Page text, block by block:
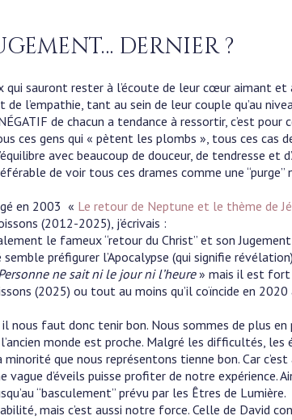
dernier ?
qui sauront rester à l’écoute de leur cœur aimant
de l’empathie, tant au sein de leur couple qu’au
de chacun a tendance à ressortir, c’est pour
ces gens qui « pètent les plombs », tous ces cas
avec beaucoup de douceur, de tendresse et
de voir tous ces drames comme une
en 2003 « Le retour de Neptune et le thème de
(2012-2025), j’écrivais :
le fameux “retour du Christ” et son
préfigurer l’Apocalypse (qui signifie
ne sait ni le jour ni l’heure» mais il est fort
(2025) ou tout au moins qu’il coïncide en
il nous faut donc tenir bon. Nous sommes de plus
monde est proche. Malgré les difficultés,
que nous représentons tienne bon. Car c’est
vague d’éveils puisse profiter de notre expérience.
“basculement” prévu par les Êtres de Lumière.
mais c’est aussi notre force. Celle de David